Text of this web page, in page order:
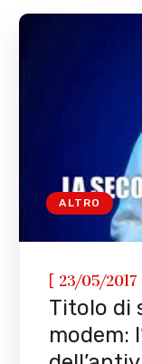
ALTRO
[ 23/05/2017
Titolo di
modem: